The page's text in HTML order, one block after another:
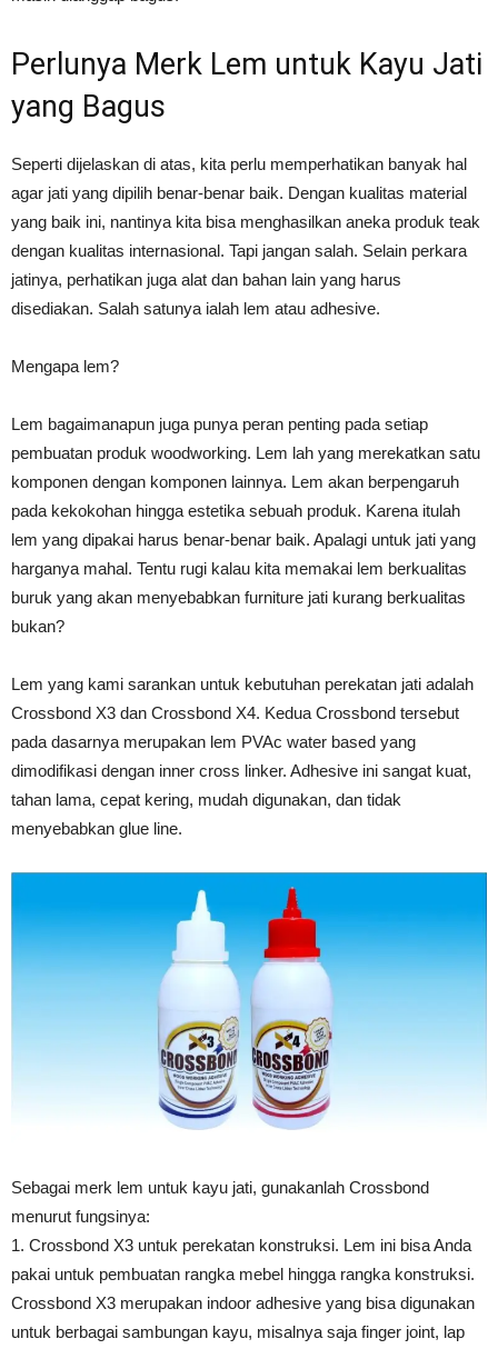
Perlunya Merk Lem untuk Kayu Jati
yang Bagus
Seperti dijelaskan di atas, kita perlu memperhatikan banyak hal
agar jati yang dipilih benar-benar baik. Dengan kualitas material
yang baik ini, nantinya kita bisa menghasilkan aneka produk teak
dengan kualitas internasional. Tapi jangan salah. Selain perkara
jatinya, perhatikan juga alat dan bahan lain yang harus
disediakan. Salah satunya ialah lem atau adhesive.
Mengapa lem?
Lem bagaimanapun juga punya peran penting pada setiap
pembuatan produk woodworking. Lem lah yang merekatkan satu
komponen dengan komponen lainnya. Lem akan berpengaruh
pada kekokohan hingga estetika sebuah produk. Karena itulah
lem yang dipakai harus benar-benar baik. Apalagi untuk jati yang
harganya mahal. Tentu rugi kalau kita memakai lem berkualitas
buruk yang akan menyebabkan furniture jati kurang berkualitas
bukan?
Lem yang kami sarankan untuk kebutuhan perekatan jati adalah
Crossbond X3 dan Crossbond X4. Kedua Crossbond tersebut
pada dasarnya merupakan lem PVAc water based yang
dimodifikasi dengan inner cross linker. Adhesive ini sangat kuat,
tahan lama, cepat kering, mudah digunakan, dan tidak
menyebabkan glue line.
Sebagai merk lem untuk kayu jati, gunakanlah Crossbond
menurut fungsinya:
1. Crossbond X3 untuk perekatan konstruksi. Lem ini bisa Anda
pakai untuk pembuatan rangka mebel hingga rangka konstruksi.
Crossbond X3 merupakan indoor adhesive yang bisa digunakan
untuk berbagai sambungan kayu, misalnya saja finger joint, lap